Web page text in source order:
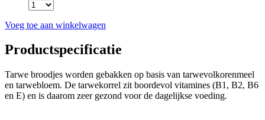
Voeg toe aan winkelwagen
Productspecificatie
Tarwe broodjes worden gebakken op basis van tarwevolkorenmeel
en tarwebloem. De tarwekorrel zit boordevol vitamines (B1, B2, B6
en E) en is daarom zeer gezond voor de dagelijkse voeding.